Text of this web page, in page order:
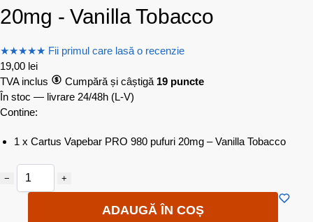
20mg - Vanilla Tobacco
★★★★★ Fii primul care lasă o recenzie
19,00 lei
TVA inclus
Cumpără și câștigă 19 puncte
În stoc — livrare 24/48h (L-V)
Contine:
1 x Cartus Vapebar PRO 980 pufuri 20mg – Vanilla Tobacco
− +
ADAUGĂ ÎN COȘ